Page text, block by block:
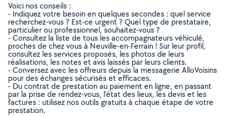
Voici nos conseils :
- Indiquez votre besoin en quelques secondes : quel service
recherchez-vous ? Est-ce urgent ? Quel type de prestataire,
particulier ou professionnel, souhaitez-vous ?
- Consultez la liste de tous les accompagnateurs véhiculé,
proches de chez vous à Neuville-en-Ferrain ! Sur leur profil,
consultez les services proposés, les photos de leurs
réalisations, les notes et avis laissés par leurs clients.
- Conversez avec les offreurs depuis la messagerie AlloVoisins
pour des échanges sécurisés et efficaces.
- Du contrat de prestation au paiement en ligne, en passant
par la prise de rendez-vous, l’état des lieux, les devis et les
factures : utilisez nos outils gratuits à chaque étape de votre
prestation.